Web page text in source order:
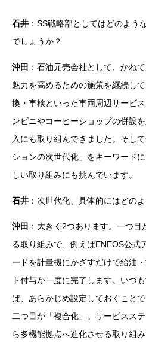
石井 ：SS戦略部としてはどのよう
でしょうか？
沖田 ：石油元売会社として、かね
魅力を高めるための施策を継続し
換・車検といった車両周辺サービ
ンビニやコーヒーショップの併設
入にも取り組んできました。そし
ションの次世代化」をキーワード
しい取り組みにも挑んでいます。
石井 ：次世代化、具体的にはどの
沖田 ：大きく2つあります。一つ
る取り組みで、例えばENEOS公式
ードを計量機にかざすだけで給油
ト付与が一度に完了します。いつ
ば、あらかじめ設定しておくこと
二つ目が「複合化」。サービスス
ら多機能拠点へ進化させる取り組